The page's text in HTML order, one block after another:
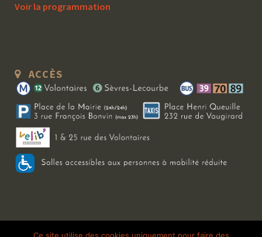
Voir la programmation
ACCÈS
Copyright 2026 Le Bal Blomet | Tous droits réservés | Mentions légales